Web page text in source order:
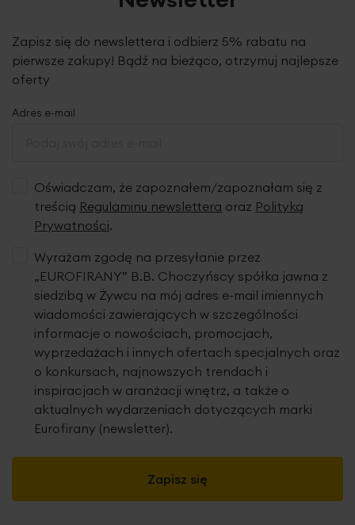
Zapisz się do newslettera i odbierz 5% rabatu na
pierwsze zakupy! Bądź na bieżąco, otrzymuj najlepsze
oferty
Adres e-mail
Oświadczam, że zapoznałem/zapoznałam się z
treścią Regulaminu newslettera oraz Polityką
Prywatności.
Zapisz się
Wyrażam zgodę na przesyłanie przez
„EUROFIRANY” B.B. Choczyńscy spółka jawna z
siedzibą w Żywcu na mój adres e-mail imiennych
wiadomości zawierających w szczególności
informacje o nowościach, promocjach,
wyprzedażach i innych ofertach specjalnych oraz
o konkursach, najnowszych trendach i
inspiracjach w aranżacji wnętrz, a także o
aktualnych wydarzeniach dotyczących marki
Eurofirany (newsletter).